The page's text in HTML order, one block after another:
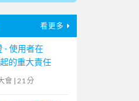
看更多
- 使用者在
的重大責任
會 | 21 分